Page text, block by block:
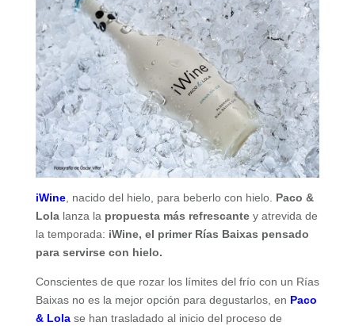
iWine, nacido del hielo, para beberlo con hielo. Paco &
Lolalanza la propuesta más refrescantey atrevida de
la temporada: iWine, el primer Rías Baixas pensado
para servirse con hielo.
Conscientes de que rozar los límites del frío con un Rías
Baixas no es la mejor opción para degustarlos, en Paco
& Lolase han trasladado al inicio del proceso de